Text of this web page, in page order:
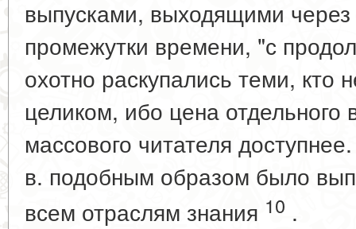
выпусками, выходящими
промежутки времени, "с
охотно раскупались теми, кто
целиком, ибо цена
массового читателя
в. подобным образом было
всем отраслям знания 10 .